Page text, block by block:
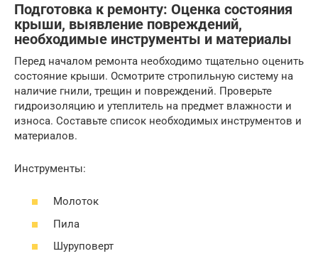
Подготовка к ремонту: Оценка состояния
крыши, выявление повреждений,
необходимые инструменты и материалы
Перед началом ремонта необходимо тщательно оценить
состояние крыши. Осмотрите стропильную систему на
наличие гнили, трещин и повреждений. Проверьте
гидроизоляцию и утеплитель на предмет влажности и
износа. Составьте список необходимых инструментов и
материалов.
Инструменты:
Молоток
Пила
Шуруповерт